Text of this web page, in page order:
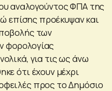
αναλογούντος ΦΠΑ της
επίσης προέκυψαν και
των
φορολογίας
για τις ως άνω
ότι έχουν μέχρι
προς το Δημόσιο